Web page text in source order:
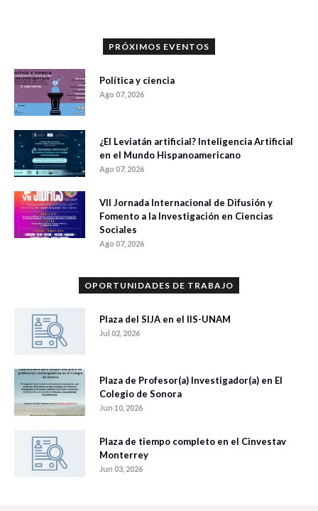
PRÓXIMOS EVENTOS
Política y ciencia
Ago 07, 2026
¿El Leviatán artificial? Inteligencia Artificial
en el Mundo Hispanoamericano
Ago 07, 2026
VII Jornada Internacional de Difusión y
Fomento a la Investigación en Ciencias
Sociales
Ago 07, 2026
OPORTUNIDADES DE TRABAJO
Plaza del SIJA en el IIS-UNAM
Jul 02, 2026
Plaza de Profesor(a) Investigador(a) en El
Colegio de Sonora
Jun 10, 2026
Plaza de tiempo completo en el Cinvestav
Monterrey
Jun 03, 2026